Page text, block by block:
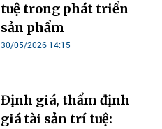
tuệ trong phát triển
sản phẩm
30/05/2026 14:15
Định giá, thẩm định
giá tài sản trí tuệ: